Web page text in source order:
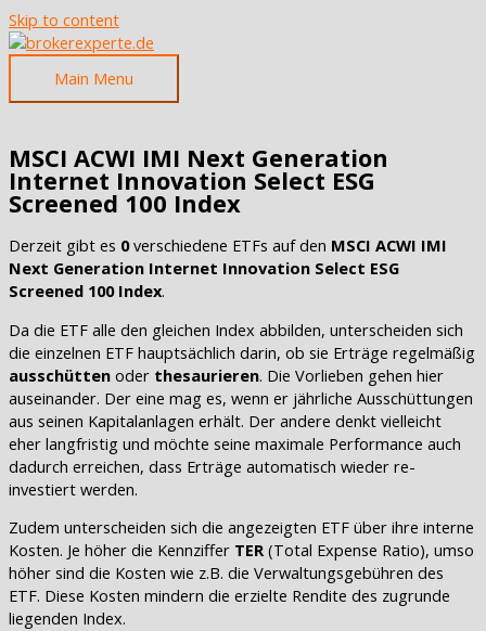
Skip to content
Main Menu
MSCI ACWI IMI Next Generation
Internet Innovation Select ESG
Screened 100 Index
Derzeit gibt es 0verschiedene ETFs auf den MSCI ACWI IMI
Next Generation Internet Innovation Select ESG
Screened 100 Index.
Da die ETF alle den gleichen Index abbilden, unterscheiden sich
die einzelnen ETF hauptsächlich darin, ob sie Erträge regelmäßig
ausschütten oder thesaurieren. Die Vorlieben gehen hier
auseinander. Der eine mag es, wenn er jährliche Ausschüttungen
aus seinen Kapitalanlagen erhält. Der andere denkt vielleicht
eher langfristig und möchte seine maximale Performance auch
dadurch erreichen, dass Erträge automatisch wieder re-
investiert werden.
Zudem unterscheiden sich die angezeigten ETF über ihre interne
Kosten. Je höher die Kennziffer TER (Total Expense Ratio), umso
höher sind die Kosten wie z.B. die Verwaltungsgebühren des
ETF. Diese Kosten mindern die erzielte Rendite des zugrunde
liegenden Index.